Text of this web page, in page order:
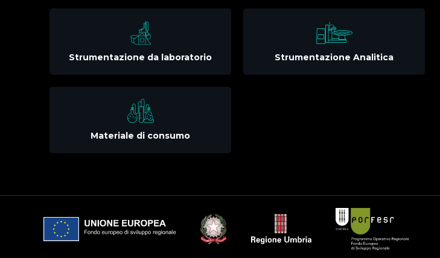
Menu
Strumentazione da laboratorio Strumentazione Analitica
Materiale di consumo